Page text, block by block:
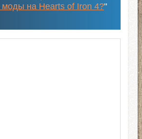
моды на Hearts of Iron 4?"